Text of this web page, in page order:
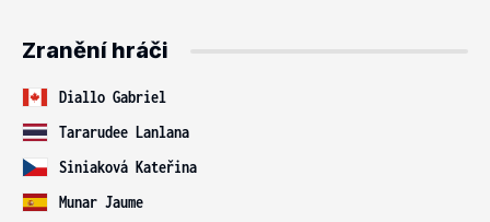
Zranění hráči
Diallo Gabriel
Tararudee Lanlana
Siniaková Kateřina
Munar Jaume